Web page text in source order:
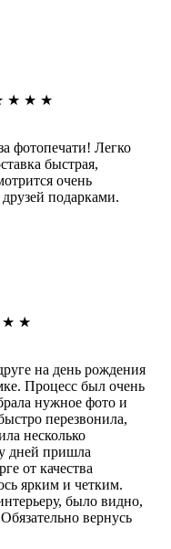
★ ★ ★
фотопечати! Легко
быстрая,
очень
подарками.
★ ★
на день рождения
Процесс был очень
нужное фото и
перезвонила,
несколько
дней пришла
от качества
ярким и четким.
было видно,
вернусь